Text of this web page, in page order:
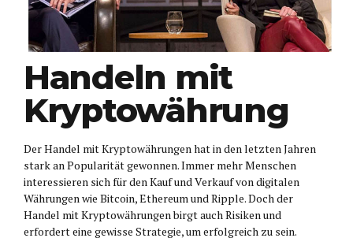
Handeln mit
Kryptowährung
Der Handel mit Kryptowährungen hat in den letzten Jahren
stark an Popularität gewonnen. Immer mehr Menschen
interessieren sich für den Kauf und Verkauf von digitalen
Währungen wie Bitcoin, Ethereum und Ripple. Doch der
Handel mit Kryptowährungen birgt auch Risiken und
erfordert eine gewisse Strategie, um erfolgreich zu sein.